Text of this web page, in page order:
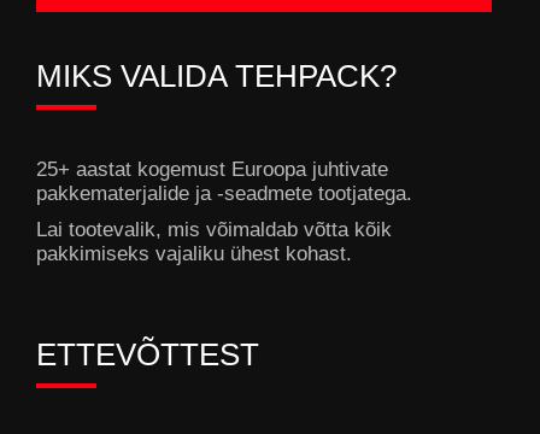
MIKS VALIDA TEHPACK?
25+ aastat kogemust Euroopa juhtivate
pakkematerjalide ja -seadmete tootjatega.
Lai tootevalik, mis võimaldab võtta kõik
pakkimiseks vajaliku ühest kohast.
ETTEVÕTTEST